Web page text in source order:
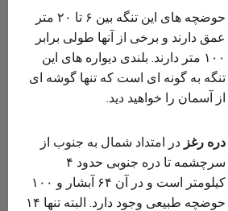
حوضچه های این تنگه بین ۶ تا ۲۰ متر
عمق دارند و برخی از آنها طولی برابر
۱۰۰ متر دارند. بلندی دیواره های این
تنگه به گونه ای است که تنها گوشه ای
از آسمان را خواهید دید.
دره رغزدر امتداد شمال به جنوب از
سرچشمه تا دره جنوبی حدود ۴
کیلومتر است و در آن ۶۴ آبشار و ۱۰۰
حوضچه طبیعی وجود دارد. البته تنها ۱۴